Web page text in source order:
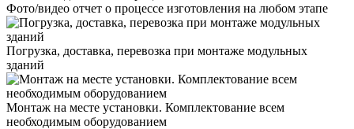
Фото/видео отчет о процессе изготовления на любом этапе
Погрузка, доставка, перевозка при монтаже модульных
зданий
Монтаж на месте установки. Комплектование всем
необходимым оборудованием